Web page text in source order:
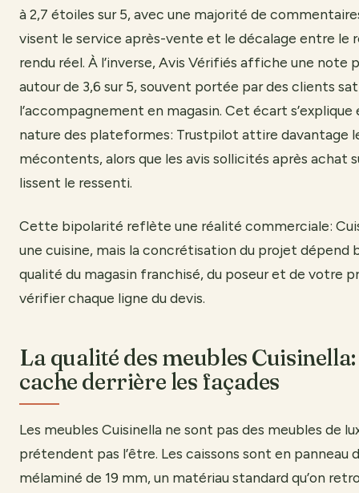
à 2,7 étoiles sur 5, avec une majorité de
visent le service après-vente et le décalage entre le
rendu réel. À l’inverse, Avis Vérifiés affiche une note
autour de 3,6 sur 5, souvent portée par des clients
l’accompagnement en magasin. Cet écart s’explique
nature des plateformes: Trustpilot attire davantage
mécontents, alors que les avis sollicités après achat
lissent le ressenti.
Cette bipolarité reflète une réalité commerciale:
une cuisine, mais la concrétisation du projet dépend
qualité du magasin franchisé, du poseur et de votre
vérifier chaque ligne du devis.
La qualité des meubles Cuisinella:
cache derrière les façades
Les meubles Cuisinella ne sont pas des meubles de
prétendent pas l’être. Les caissons sont en panneau
mélaminé de 19 mm, un matériau standard qu’on